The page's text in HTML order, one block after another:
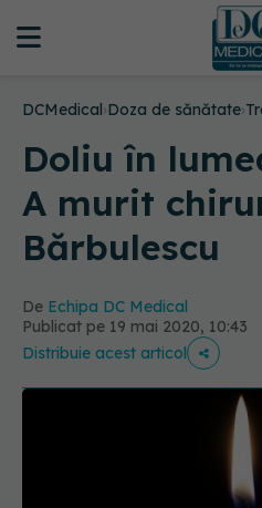
DCMedical›Doza de sănătate›
Doliu în
A murit
Bărbulescu
De Echipa DC Medical
Publicat pe 19 mai 2020, 10:43
Distribuie acest articol